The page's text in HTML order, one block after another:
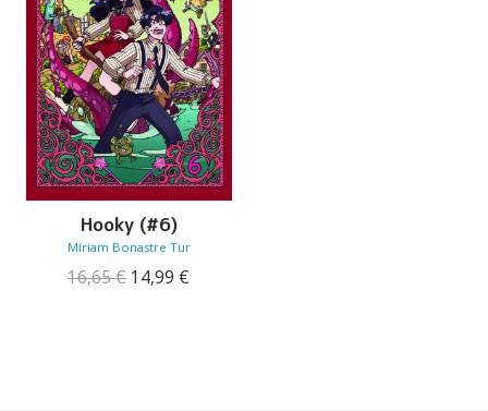
Hooky (#6)
Míriam Bonastre Tur
16,65€ O
14,99 €